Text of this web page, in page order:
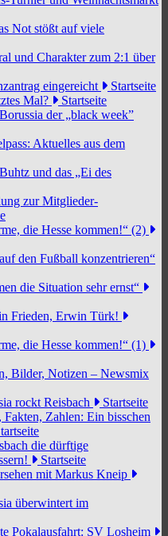
Not stößt auf viele
und Charakter zum 2:1 über
eingereicht
Startseite
Mal?
Startseite
der „black week”
Aktuelles aus dem
und das „Ei des
zur Mitglieder-
die Hesse kommen!“ (2)
den Fußball konzentrieren“
die Situation sehr ernst“
Frieden, Erwin Türk!
die Hesse kommen!“ (1)
Bilder, Notizen – Newsmix
rockt Reisbach
Startseite
Fakten, Zahlen: Ein bisschen
die dürftige
Startseite
mit Markus Kneip
überwintert im
Pokalausfahrt: SV Losheim